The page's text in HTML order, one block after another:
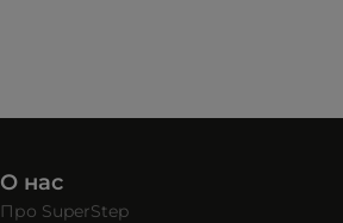
О нас
Про SuperStep